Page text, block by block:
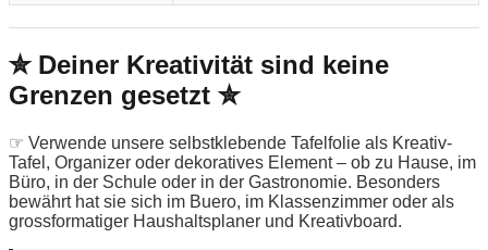
✮ Deiner Kreativität sind keine
Grenzen gesetzt ✮
☞ Verwende unsere selbstklebende Tafelfolie als Kreativ-
Tafel, Organizer oder dekoratives Element – ob zu Hause, im
Büro, in der Schule oder in der Gastronomie. Besonders
bewährt hat sie sich im Buero, im Klassenzimmer oder als
grossformatiger Haushaltsplaner und Kreativboard.